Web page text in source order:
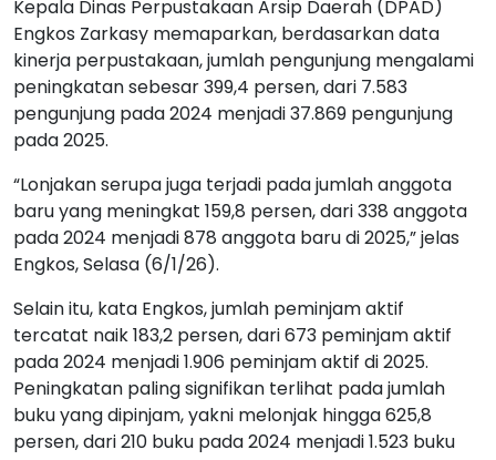
“Lonjakan serupa juga terjadi pada jumlah anggota
baru yang meningkat 159,8 persen, dari 338 anggota
pada 2024 menjadi 878 anggota baru di 2025,” jelas
Engkos, Selasa (6/1/26).
tercatat naik 183,2 persen, dari 673 peminjam aktif
pada 2024 menjadi 1.906 peminjam aktif di 2025.
Peningkatan paling signifikan terlihat pada jumlah
buku yang dipinjam, yakni melonjak hingga 625,8
dipinjam sepanjang 2025.
“Dengan desain interior yang estetis dan ramah
pengunjung, Perpustakaan Kota Tangerang kini
menjadi destinasi edukatif yang menyenangkan
sekaligus inklusif,” kata Engkos.